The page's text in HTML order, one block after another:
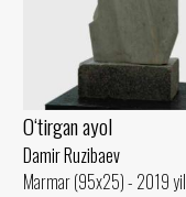
O‘tirgan ayol
Damir Ruzibaev
Marmar (95x25) - 2019 yil